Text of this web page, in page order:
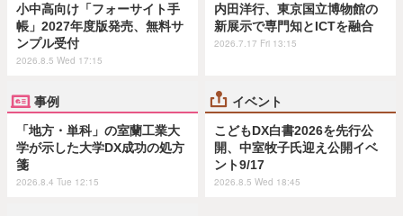
小中高向け「フォーサイト手
帳」2027年度版発売、無料サ
ンプル受付
2026.8.5 Wed 17:15
内田洋行、東京国立博物館の
新展示で専門知とICTを融合
2026.7.17 Fri 13:15
事例
「地方・単科」の室蘭工業大
学が示した大学DX成功の処方
箋
2026.8.4 Tue 12:15
イベント
こどもDX白書2026を先行公
開、中室牧子氏迎え公開イベ
ント9/17
2026.8.5 Wed 18:45